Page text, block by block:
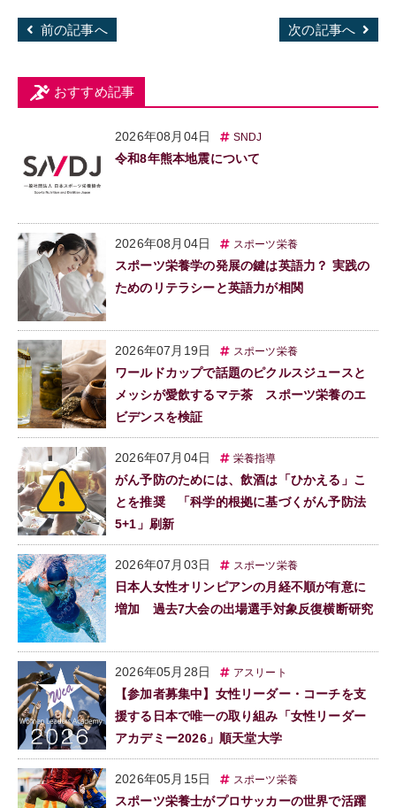
前の記事へ 次の記事へ
おすすめ記事
2026年08月04日 SNDJ
令和8年熊本地震について
2026年08月04日 スポーツ栄養
スポーツ栄養学の発展の鍵は英語力？ 実践の
ためのリテラシーと英語力が相関
2026年07月19日 スポーツ栄養
ワールドカップで話題のピクルスジュースと
メッシが愛飲するマテ茶 スポーツ栄養のエ
ビデンスを検証
2026年07月04日 栄養指導
がん予防のためには、飲酒は「ひかえる」こ
とを推奨 「科学的根拠に基づくがん予防法
5+1」刷新
2026年07月03日 スポーツ栄養
日本人女性オリンピアンの月経不順が有意に
増加 過去7大会の出場選手対象反復横断研究
2026年05月28日 アスリート
【参加者募集中】女性リーダー・コーチを支
援する日本で唯一の取り組み「女性リーダー
アカデミー2026」順天堂大学
2026年05月15日 スポーツ栄養
スポーツ栄養士がプロサッカーの世界で活躍